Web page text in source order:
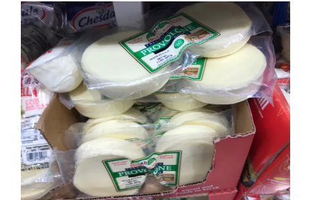
bo
ok
y
Li
nk